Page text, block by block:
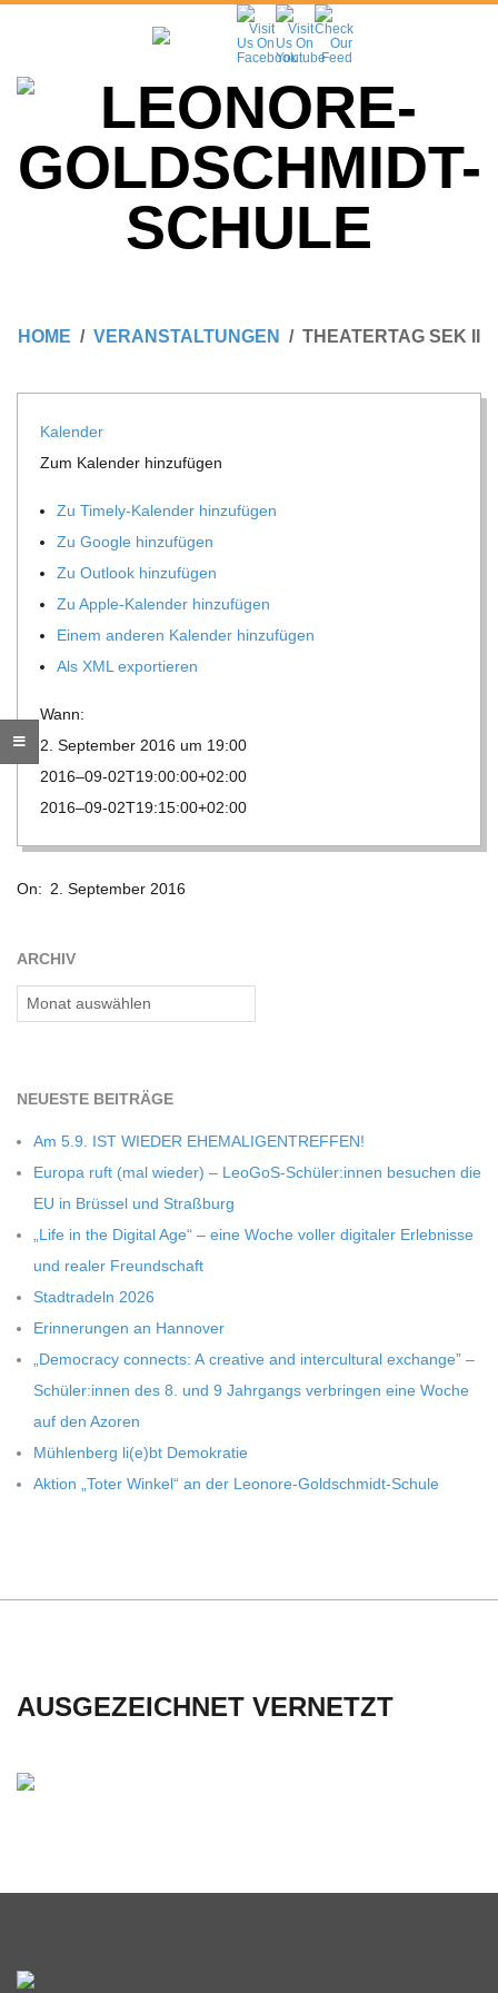
content
E
O
N
O
R
E
G
O
L
S
H
M
I
D
T
-
S
H
L
E
Menu
HOME VERANSTALTUNGEN THEATERTAG SEK II
Kalen­der
Zum Kalen­der hinzufügen
Zu Timely-Kalen­der hinzufügen
Zu Google hinzufügen
Zu Out­look hinzufügen
Zu Apple-Kalen­der hinzufügen
Einem ande­ren Kalen­der hinzufügen
Als XML exportieren
Wann:
2. Sep­tem­ber 2016 um 19:00
2016–09-02T19:00:00+02:00
2016–09-02T19:15:00+02:00
09-
On: 2. September 2016
ARCHIV
Archiv
NEU­ESTE BEITRÄGE
Am 5.9. IST WIEDER EHEMALIGENTREFFEN!
Europa ruft (mal wie­der) – LeoGoS-Schüler:innen besu­chen die
EU in Brüs­sel und Straßburg
„Life in the Digi­tal Age“ – eine Woche vol­ler digi­ta­ler Erleb­nisse
und rea­ler Freundschaft
Stadt­ra­deln 2026
Erin­ne­run­gen an Hannover
„Demo­cracy con­nects: A crea­tive and inter­cul­tu­ral exch­ange” –
Schüler:innen des 8. und 9 Jahr­gangs ver­brin­gen eine Woche
auf den Azoren
Müh­len­berg li(e)bt Demokratie
Aktion „Toter Win­kel“ an der Leonore-Goldschmidt-Schule
AUSGEZEICHNET VERNETZT